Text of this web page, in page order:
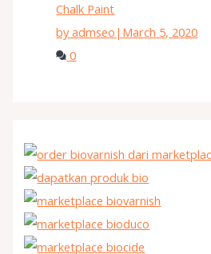
Chalk Paint
by admseo | March 5, 2020
0